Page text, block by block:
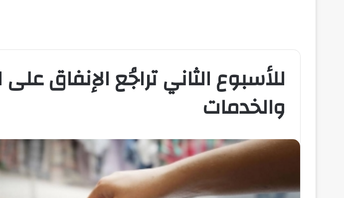
للأسبوع الثاني تراجُع الإنفاق
والخدمات